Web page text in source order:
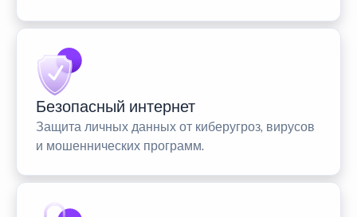
Безопасный интернет
Защита личных данных от киберугроз, вирусов
и мошеннических программ.